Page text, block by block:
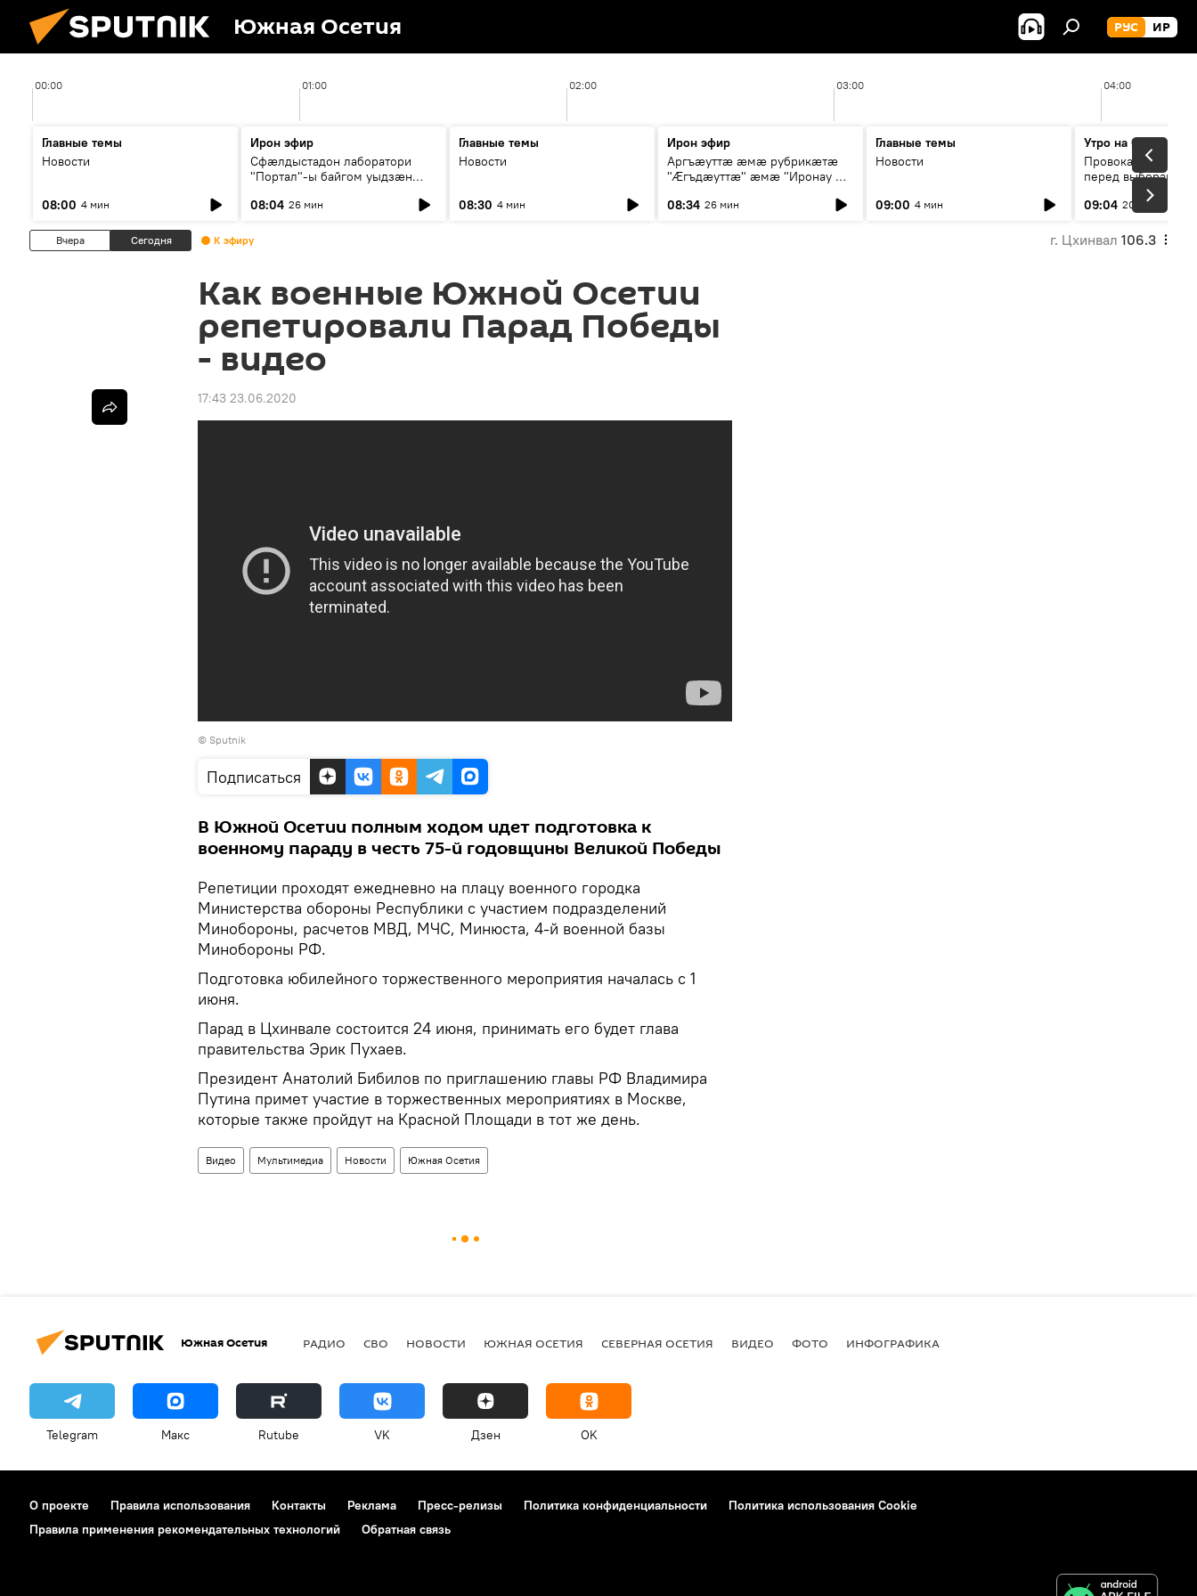
Южная Осетия РУС ИР
00:00 01:00 02:00 03:00 04:00
Главные темы
Новости
08:00 4 мин
Ирон эфир
Сфæлдыстадон лаборатори
"Портал"-ы байгом уыдзæн
Æхсары куыстыты равдыст
08:04 26 мин
Главные темы
Новости
08:30 4 мин
Ирон эфир
Аргъæуттæ æмæ рубрикæтæ
"Æгъдæуттæ" æмæ "Иронау æй
08:34 26 мин
Главные темы
Новости
09:00 4 мин
Утро на Спутнике
Провокации со
перед выборами в
09:04 20 мин
Вчера Сегодня К эфиру г. Цхинвал 106.3
Как военные Южной Осетии
репетировали Парад Победы
- видео
17:43 23.06.2020
© Sputnik
Подписаться
В Южной Осетии полным ходом идет подготовка к
военному параду в честь 75-й годовщины Великой Победы
Репетиции проходят ежедневно на плацу военного городка
Министерства обороны Республики с участием подразделений
Минобороны, расчетов МВД, МЧС, Минюста, 4-й военной базы
Минобороны РФ.
Подготовка юбилейного торжественного мероприятия началась с 1
июня.
Парад в Цхинвале состоится 24 июня, принимать его будет глава
правительства Эрик Пухаев.
Президент Анатолий Бибилов по приглашению главы РФ Владимира
Путина примет участие в торжественных мероприятиях в Москве,
которые также пройдут на Красной Площади в тот же день.
Видео Мультимедиа Новости Южная Осетия
Южная Осетия РАДИО СВО НОВОСТИ ЮЖНАЯ ОСЕТИЯ СЕВЕРНАЯ ОСЕТИЯ ВИДЕО ФОТО ИНФОГРАФИКА
Telegram Макс Rutube VK Дзен OK
О проекте Правила использования Контакты Реклама Пресс-релизы Политика конфиденциальности
Политика использования Cookie
Правила применения рекомендательных технологий
Обратная связь